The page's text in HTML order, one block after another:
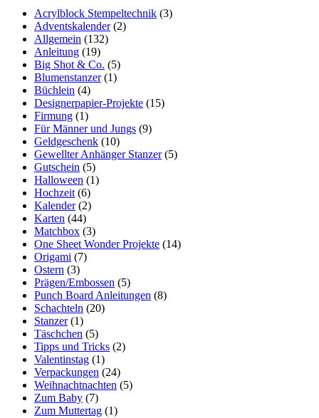
Acrylblock Stempeltechnik (3)
Adventskalender(2)
Allgemein (132)
Anleitung (19)
Big Shot & Co. (5)
Blumenstanzer(1)
Büchlein (4)
Designerpapier-Projekte (15)
Firmung (1)
Für Männer und Jungs (9)
Geldgeschenk (10)
Gewellter Anhänger Stanzer(5)
Gutschein (5)
Halloween (1)
Hochzeit (6)
Kalender(2)
Karten (44)
Matchbox (3)
One Sheet Wonder Projekte (14)
Origami (7)
Ostern (3)
Prägen/Embossen (5)
Punch Board Anleitungen (8)
Schachteln (20)
Stanzer(1)
Täschchen (5)
Tipps und Tricks (2)
Valentinstag (1)
Verpackungen (24)
Weihnachtnachten (5)
Zum Baby (7)
Zum Muttertag (1)